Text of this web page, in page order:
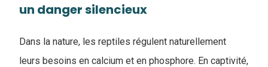
un danger silencieux
Dans la nature, les reptiles régulent naturellement
leurs besoins en calcium et en phosphore. En captivité,